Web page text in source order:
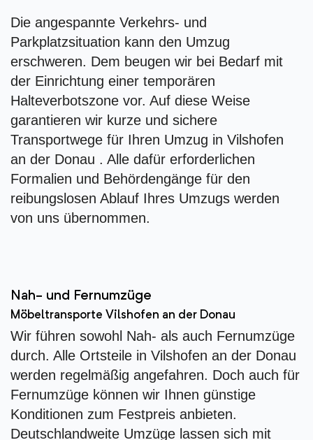
Die angespannte Verkehrs- und
Parkplatzsituation kann den Umzug
erschweren. Dem beugen wir bei Bedarf mit
der Einrichtung einer temporären
Halteverbotszone vor. Auf diese Weise
garantieren wir kurze und sichere
Transportwege für Ihren Umzug in Vilshofen
an der Donau . Alle dafür erforderlichen
Formalien und Behördengänge für den
reibungslosen Ablauf Ihres Umzugs werden
von uns übernommen.
Nah- und Fernumzüge
Möbeltransporte Vilshofen an der Donau
Wir führen sowohl Nah- als auch Fernumzüge
durch. Alle Ortsteile in Vilshofen an der Donau
werden regelmäßig angefahren. Doch auch für
Fernumzüge können wir Ihnen günstige
Konditionen zum Festpreis anbieten.
Deutschlandweite Umzüge lassen sich mit